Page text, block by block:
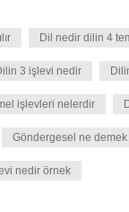
Dil nedir dilin 4
3 işlevi nedir
işlevleri nelerdir
Göndergesel ne demek
nedir örnek